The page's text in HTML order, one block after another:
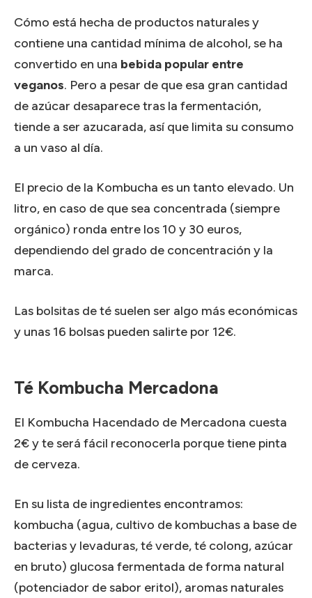
Cómo está hecha de productos naturales y
contiene una cantidad mínima de alcohol, se ha
convertido en una bebida popular entre
veganos. Pero a pesar de que esa gran cantidad
de azúcar desaparece tras la fermentación,
tiende a ser azucarada, así que limita su consumo
a un vaso al día.
El precio de la Kombucha es un tanto elevado. Un
litro, en caso de que sea concentrada (siempre
orgánico) ronda entre los 10 y 30 euros,
dependiendo del grado de concentración y la
marca.
Las bolsitas de té suelen ser algo más económicas
y unas 16 bolsas pueden salirte por 12€.
Té Kombucha Mercadona
El Kombucha Hacendado de Mercadona cuesta
2€ y te será fácil reconocerla porque tiene pinta
de cerveza.
En su lista de ingredientes encontramos:
kombucha (agua, cultivo de kombuchas a base de
bacterias y levaduras, té verde, té colong, azúcar
en bruto) glucosa fermentada de forma natural
(potenciador de sabor eritol), aromas naturales